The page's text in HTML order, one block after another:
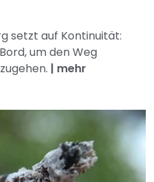
setzt auf Kontinuität:
um den Weg
| mehr